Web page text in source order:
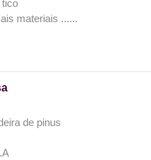
tico
materiais ......
de pinus